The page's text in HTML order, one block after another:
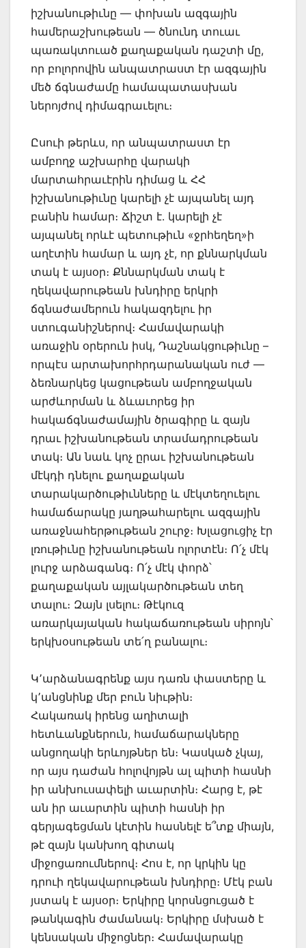
իշխանութիւնը — փոխան ազգային
համերաշխութեան — ծնունդ տուաւ
պառակտուած քաղաքական դաշտի մը,
որ բոլորովին անպատրաստ էր ազգային
մեծ ճգնաժամը համապատասխան
ներոյժով դիմագրաւելու։
Ըսուի թերևս, որ անպատրաստ էր
ամբողջ աշխարհը վարակի
մարտահրաւէրին դիմաց և ՀՀ
իշխանութիւնը կարելի չէ այպանել այդ
բանին համար։ Ճիշտ է. կարելի չէ
այպանել որևէ պետութիւն «ջրհեղեղ»ի
աղէտին համար և այդ չէ, որ քննարկման
տակ է այսօր։ Քննարկման տակ է
ղեկավարութեան խնդիրը երկրի
ճգնաժամերուն հակազդելու իր
ստուգանիշներով։ Համավարակի
առաջին օրերուն իսկ, Դաշնակցութիւնը –
որպէս արտախորհրդարանական ուժ —
ձեռնարկեց կացութեան ամբողջական
արժևորման և ձևաւորեց իր
հակաճգնաժամային ծրագիրը և զայն
դրաւ իշխանութեան տրամադրութեան
տակ։ Ան նաև կոչ ըրաւ իշխանութեան
մէկդի դնելու քաղաքական
տարակարծութիւնները և մէկտեղուելու
համաճարակը յաղթահարելու ազգային
առաջնահերթութեան շուրջ։ Խլացուցիչ էր
լռութիւնը իշխանութեան ոլորտէն։ Ո՛չ մէկ
լուրջ արձագանգ։ Ո՛չ մէկ փորձ՝
քաղաքական այլակարծութեան տեղ
տալու։ Զայն լսելու։ Թէկուզ
առարկայական հակաճառութեան սիրոյն՝
երկխօսութեան տե՛ղ բանալու։
Կ՚արձանագրենք այս դառն փաստերը և
կ՚անցնինք մեր բուն նիւթին։
Հակառակ իրենց աղիտալի
հետևանքներուն, համաճարակները
անցողակի երևոյթներ են։ Կասկած չկայ,
որ այս դաժան հոլովոյթն ալ պիտի հասնի
իր անխուսափելի աւարտին։ Հարց է, թէ
ան իր աւարտին պիտի հասնի իր
գերյագեցման կէտին հասնելէ ե՞տք միայն,
թէ զայն կանխող գիտակ
միջոցառումներով։ Հոս է, որ կրկին կը
դրուի ղեկավարութեան խնդիրը։ Մէկ բան
յստակ է այսօր։ Երկիրը կորսնցուցած է
թանկագին ժամանակ։ Երկիրը մսխած է
կենսական միջոցներ։ Համավարակը